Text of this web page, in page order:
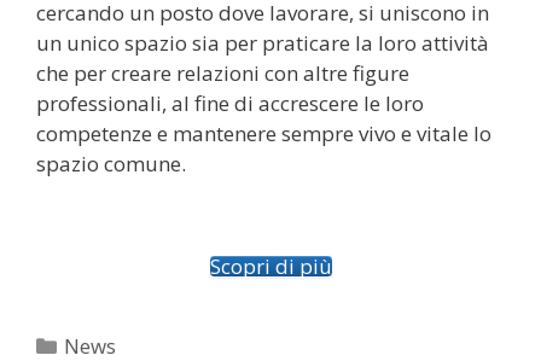
cercando un posto dove lavorare, si uniscono in
un unico spazio sia per praticare la loro attività
che per creare relazioni con altre figure
professionali, al fine di accrescere le loro
competenze e mantenere sempre vivo e vitale lo
spazio comune.
Scopri di più
Categorie
News